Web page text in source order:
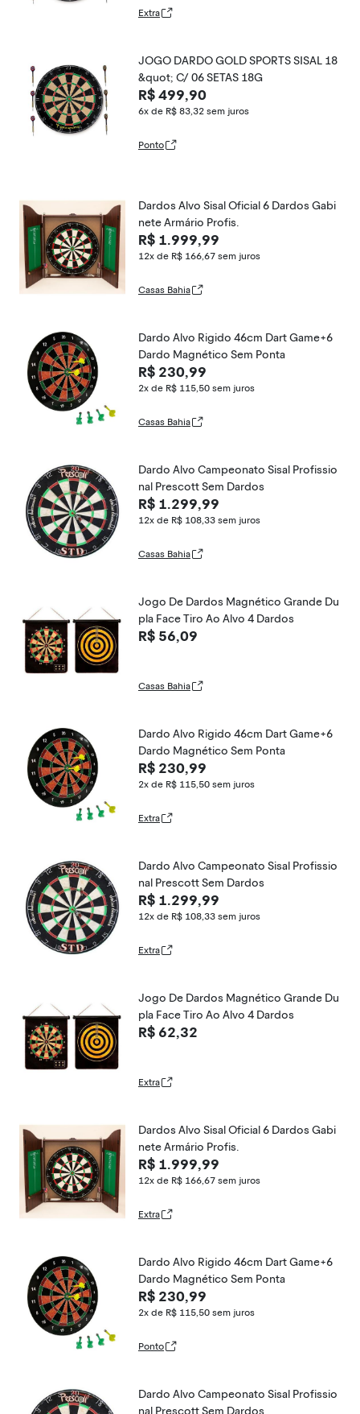
Extra
JOGO DARDO GOLD SPORTS SISAL 18
&quot; C/ 06 SETAS 18G
R$ 499,90
6x de R$ 83,32 sem juros
Ponto
Dardos Alvo Sisal Oficial 6 Dardos Gabi
nete Armário Profis.
R$ 1.999,99
12x de R$ 166,67 sem juros
Casas Bahia
Dardo Alvo Rigido 46cm Dart Game+6
Dardo Magnético Sem Ponta
R$ 230,99
2x de R$ 115,50 sem juros
Casas Bahia
Dardo Alvo Campeonato Sisal Profissio
nal Prescott Sem Dardos
R$ 1.299,99
12x de R$ 108,33 sem juros
Casas Bahia
Jogo De Dardos Magnético Grande Du
pla Face Tiro Ao Alvo 4 Dardos
R$ 56,09
Casas Bahia
Dardo Alvo Rigido 46cm Dart Game+6
Dardo Magnético Sem Ponta
R$ 230,99
2x de R$ 115,50 sem juros
Extra
Dardo Alvo Campeonato Sisal Profissio
nal Prescott Sem Dardos
R$ 1.299,99
12x de R$ 108,33 sem juros
Extra
Jogo De Dardos Magnético Grande Du
pla Face Tiro Ao Alvo 4 Dardos
R$ 62,32
Extra
Dardos Alvo Sisal Oficial 6 Dardos Gabi
nete Armário Profis.
R$ 1.999,99
12x de R$ 166,67 sem juros
Extra
Dardo Alvo Rigido 46cm Dart Game+6
Dardo Magnético Sem Ponta
R$ 230,99
2x de R$ 115,50 sem juros
Ponto
Dardo Alvo Campeonato Sisal Profissio
nal Prescott Sem Dardos